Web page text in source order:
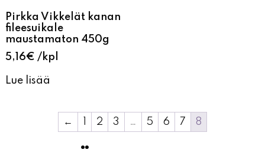
Pirkka Vikkelät kanan
fileesuikale
maustamaton 450g
5,16€ kpl
Lue lisää
← 2 3 … 5 6 7 8